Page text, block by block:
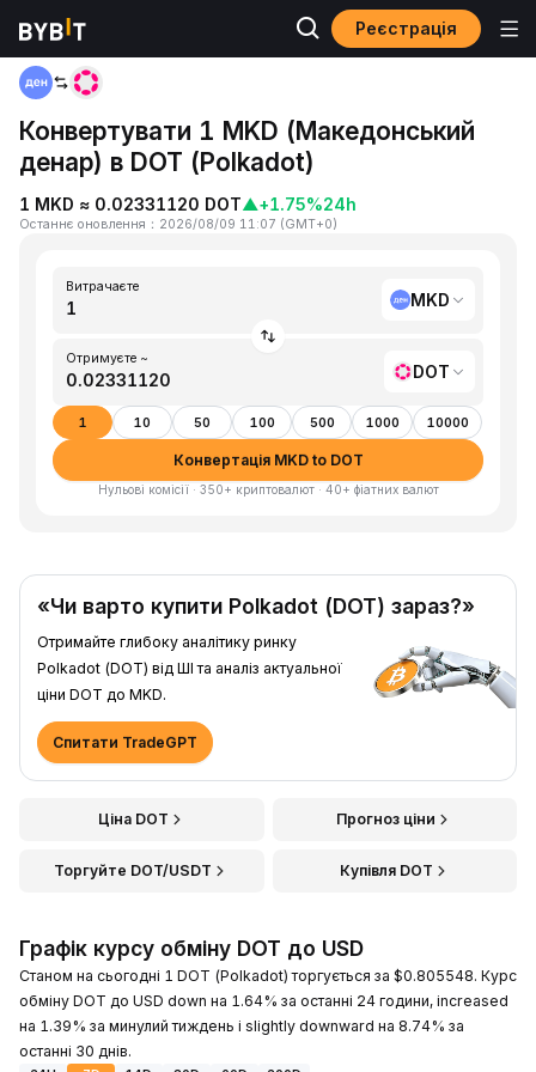
Реєстрація
Головна
Конвертувати 1 MKD (Македонський
денар) в DOT (Polkadot)
1 MKD ≈ 0.02331120 DOT▲+1.75%24h
Останнє оновлення ： 2026/08/09 11:07 (GMT+0)
Витрачаєте
MKD
Отримуєте ~
DOT
1 10 50 100 500 1000 10000
Конвертація MKD to DOT
Нульові комісії · 350+ криптовалют · 40+ фіатних валют
«Чи варто купити Polkadot (DOT) зараз?»
Отримайте глибоку аналітику ринку
Polkadot (DOT) від ШІ та аналіз актуальної
ціни DOT до MKD.
Спитати TradeGPT
Ціна DOT Прогноз ціни
Торгуйте DOT/USDT Купівля DOT
Графік курсу обміну DOT до USD
Станом на сьогодні 1 DOT (Polkadot) торгується за $0.805548. Курс
обміну DOT до USD down на 1.64% за останні 24 години, increased
на 1.39% за минулий тиждень і slightly downward на 8.74% за
останні 30 днів.